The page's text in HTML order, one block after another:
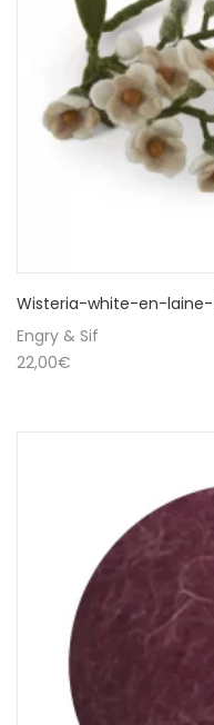
Wisteria-white-en-laine-
Engry & Sif
22,00€